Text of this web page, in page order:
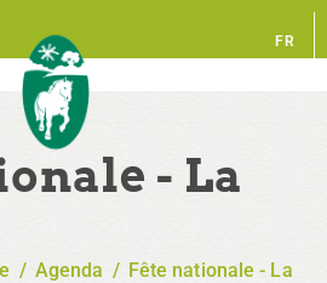
FR
- La
/ Agenda / Fête nationale - La